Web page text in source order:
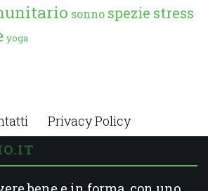
sonno spezie stress
yoga
Privacy Policy